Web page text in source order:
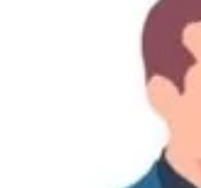
Danimarka
42 48 17 28
Lütfen Danimarka dışı
Danimarka’dan Mustafa
98 kiloda, Kumral,
Sigara var. Maddi sıkıntım